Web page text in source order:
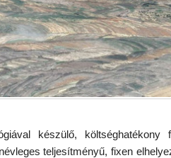
készülő,
teljesítményű, fixen